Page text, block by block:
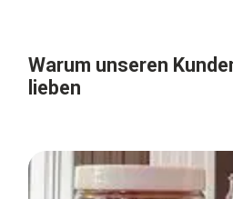
Warum unseren
lieben